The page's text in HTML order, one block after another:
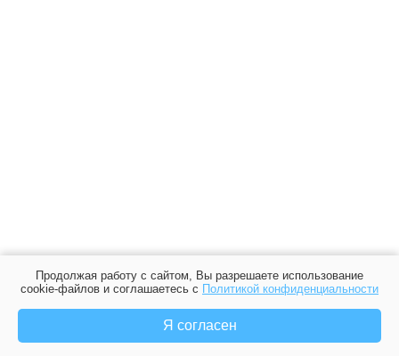
Продолжая работу с сайтом, Вы разрешаете использование
cookie-файлов и соглашаетесь с Политикой конфиденциальности
Я согласен